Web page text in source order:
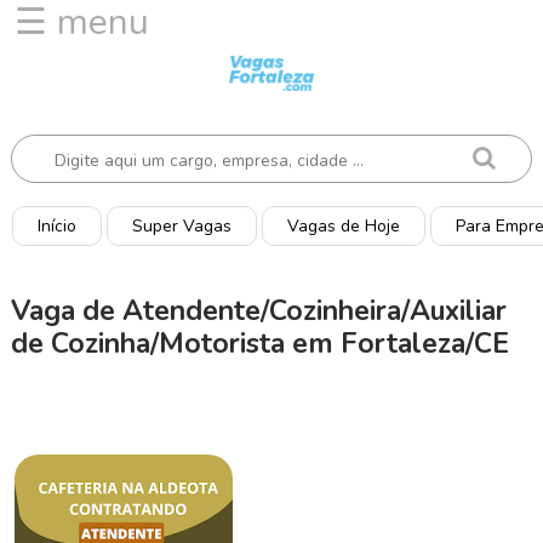
☰ menu
í
c
i
o
a
g
a
H
o
Início Super Vagas Vagas de Hoje Para
Vaga de Atendente/Cozinheira/Auxiliar
de Cozinha/Motorista em Fortaleza/CE